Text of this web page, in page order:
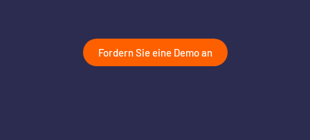
Fordern Sie eine Demo an